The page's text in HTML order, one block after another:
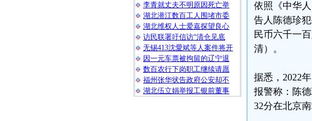
李青就丈夫不明原因死亡举
湖北潜江数百工人围堵市委
湖北维权人士爱嘉探望良心
访民联署吁信访“清仓见底
无锡413沈愛斌等人案件将开
因一元车票被拘留的辽宁退
数百农行下岗职工继续请愿
福州张华状告政府公安却不
湖北伍立娟举报工银前董事
依照《中华
告人陈德珍
民币六千一
清）。
据悉，2022
报警称：陈
32分在北京